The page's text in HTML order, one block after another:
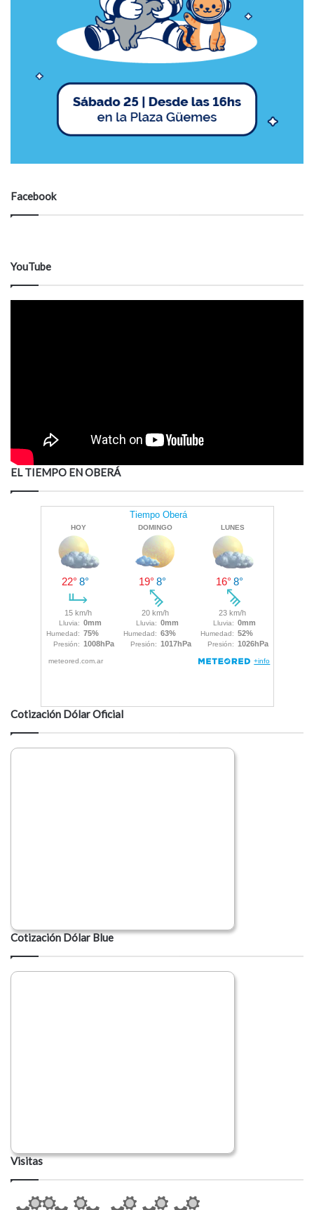
Facebook
YouTube
EL TIEMPO EN OBERÁ
Cotización Dólar Oficial
Cotización Dólar Blue
Visitas